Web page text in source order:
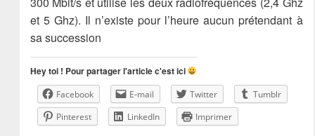
et 5 Ghz). Il n’existe pour l’heure aucun prétendant à
sa succession
Hey toi ! Pour partager l'article c'est ici
Facebook E-mail Twitter
Tumblr
Pinterest
LinkedIn Imprimer